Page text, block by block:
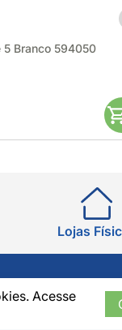
5 Branco 594050
Acesse
Lojas